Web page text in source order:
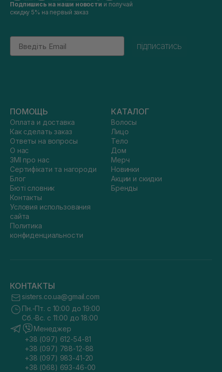
Подпишись на наши новости и получай
скидку 5% на первый заказ
Email
підписатись
ПОМОЩЬ
Оплата и доставка
Как сделать заказ
Ответы на вопросы
О нас
ЗМІ про нас
Сертифікати та нагороди
Блог
Бюті словник
Контакты
Условия использования
сайта
Политика
конфиденциальности
КАТАЛОГ
Волосы
Лицо
Тело
Дом
Мерч
Новинки
Акции и скидки
Бренды
КОНТАКТЫ
sisters.co.ua@gmail.com
Пн.-Пт. с 10:00 до 19:00
Сб.-Вс. с 11:00 до 18:00
Менеджер
+38 (097) 612-54-81
+38 (097) 788-12-88
+38 (097) 983-41-20
+38 (068) 693-46-00